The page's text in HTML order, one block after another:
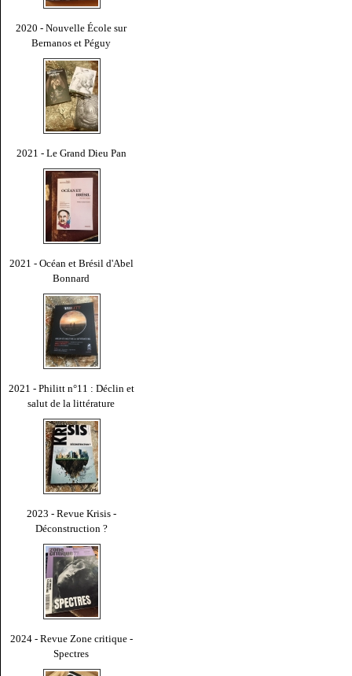
2020 - Nouvelle École sur
Bernanos et Péguy
2021 - Le Grand Dieu Pan
2021 - Océan et Brésil d'Abel
Bonnard
2021 - Philitt n°11 : Déclin et
salut de la littérature
2023 - Revue Krisis -
Déconstruction ?
2024 - Revue Zone critique -
Spectres